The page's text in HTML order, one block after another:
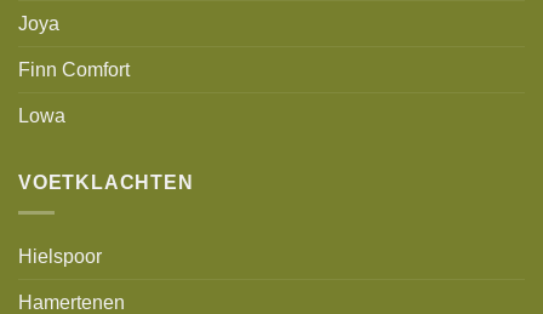
Joya
Finn Comfort
Lowa
VOETKLACHTEN
Hielspoor
Hamertenen